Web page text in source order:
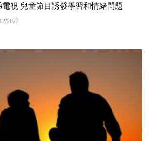
視 兒童節目誘發學習和情緒問題
2022